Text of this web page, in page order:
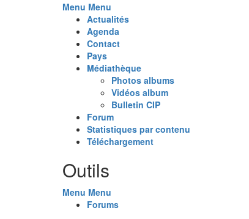
Menu Menu
Actualités
Agenda
Contact
Pays
Médiathèque
Photos albums
Vidéos album
Bulletin CIP
Forum
Statistiques par contenu
Téléchargement
Outils
Menu Menu
Forums